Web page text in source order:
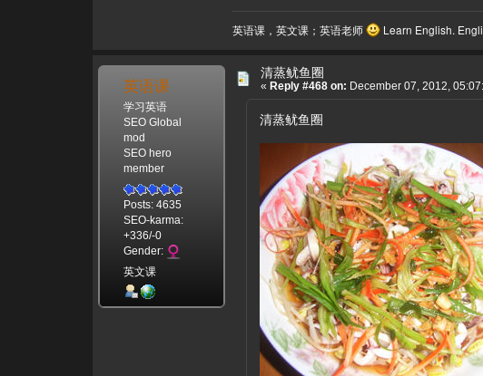
英语课，英文课；英语老师 Learn English.
英语课
学习英语
SEO Global
mod
SEO hero
member
Posts: 4635
SEO-karma:
+336/-0
Gender:
英文课
清蒸鱿鱼圈
« Reply #468 on: December 07, 2012,
清蒸鱿鱼圈